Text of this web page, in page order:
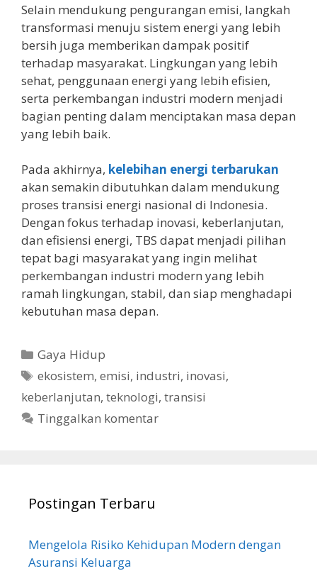
Selain mendukung pengurangan emisi, langkah
transformasi menuju sistem energi yang lebih
bersih juga memberikan dampak positif
terhadap masyarakat. Lingkungan yang lebih
sehat, penggunaan energi yang lebih efisien,
serta perkembangan industri modern menjadi
bagian penting dalam menciptakan masa depan
yang lebih baik.
Pada akhirnya, kelebihan energi terbarukan
akan semakin dibutuhkan dalam mendukung
proses transisi energi nasional di Indonesia.
Dengan fokus terhadap inovasi, keberlanjutan,
dan efisiensi energi, TBS dapat menjadi pilihan
tepat bagi masyarakat yang ingin melihat
perkembangan industri modern yang lebih
ramah lingkungan, stabil, dan siap menghadapi
kebutuhan masa depan.
Kategori
Gaya Hidup
Tag
ekosistem,emisi, industri, inovasi,
keberlanjutan, teknologi, transisi
Tinggalkan komentar
Postingan Terbaru
Mengelola Risiko Kehidupan Modern dengan
Asuransi Keluarga